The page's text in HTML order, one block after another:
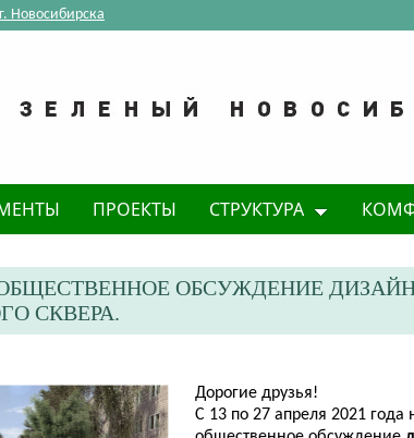
Новосибирска
ПРОЕКТЫ СТРУКТУРА
ОБСУЖДЕНИЕ
СКВЕРА.
Дорогие друзья!
С 13 по 27 апреля 2021 года